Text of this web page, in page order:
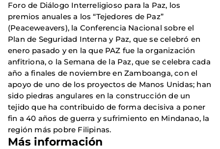
Foro de Diálogo Interreligioso para la Paz, los
premios anuales a los “Tejedores de Paz”
(Peaceweavers), la Conferencia Nacional sobre el
Plan de Seguridad Interna y Paz, que se celebró en
enero pasado y en la que PAZ fue la organización
anfitriona, o la Semana de la Paz, que se celebra cada
año a finales de noviembre en Zamboanga, con el
apoyo de uno de los proyectos de Manos Unidas; han
sido piedras angulares en la construcción de un
tejido que ha contribuido de forma decisiva a poner
fin a 40 años de guerra y sufrimiento en Mindanao, la
región más pobre Filipinas.
Más información